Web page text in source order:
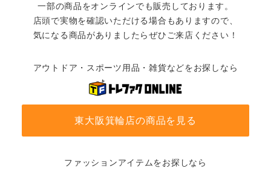
一部の商品をオンラインでも販売しております。
店頭で実物を確認いただける場合もありますので、
気になる商品がありましたらぜひご来店ください！
アウトドア・スポーツ用品・雑貨などをお探しなら
東大阪箕輪店の商品を見る
ファッションアイテムをお探しなら